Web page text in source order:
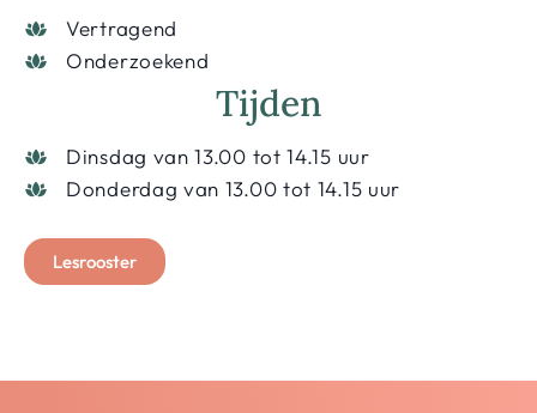
Vertragend
Onderzoekend
Tijden
Dinsdag van 13.00 tot 14.15 uur
Donderdag van 13.00 tot 14.15 uur
Lesrooster